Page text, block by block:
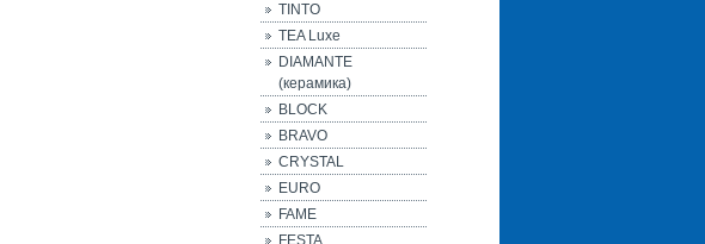
TINTO
TEA Luxe
DIAMANTE
(керамика)
BLOCK
BRAVO
CRYSTAL
EURO
FAME
FESTA